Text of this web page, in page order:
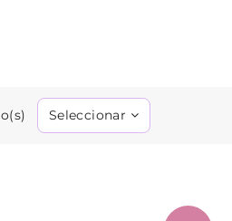
Seleccionar